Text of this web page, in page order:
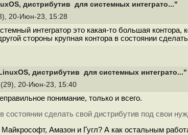
дистрибутив для системных интеграто..."
20-Июн-23, 15:28
интегратор это какая-то большая контора,
стороны крупная контора в состоянии
дистрибутив для системных интеграто..."
(29), 20-Июн-23, 15:40
понимание, только и всего.
состоянии сделать свой дистрибутив под свои
Амазон и Гугл? А как остальным